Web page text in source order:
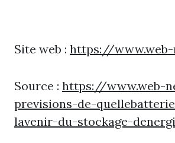
Site web : https://
Source : https://www.web-
previsions-de-
lavenir-du-stockage-